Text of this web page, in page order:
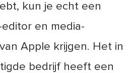
kun je echt een
en media-
Apple krijgen. Het in
bedrijf heeft een